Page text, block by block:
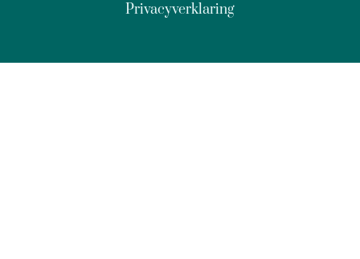
Privacyverklaring